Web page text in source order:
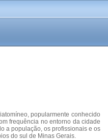
popularmente conhecido
frequência no entorno da cidade
a população, os profissionais e os
do sul de Minas Gerais.